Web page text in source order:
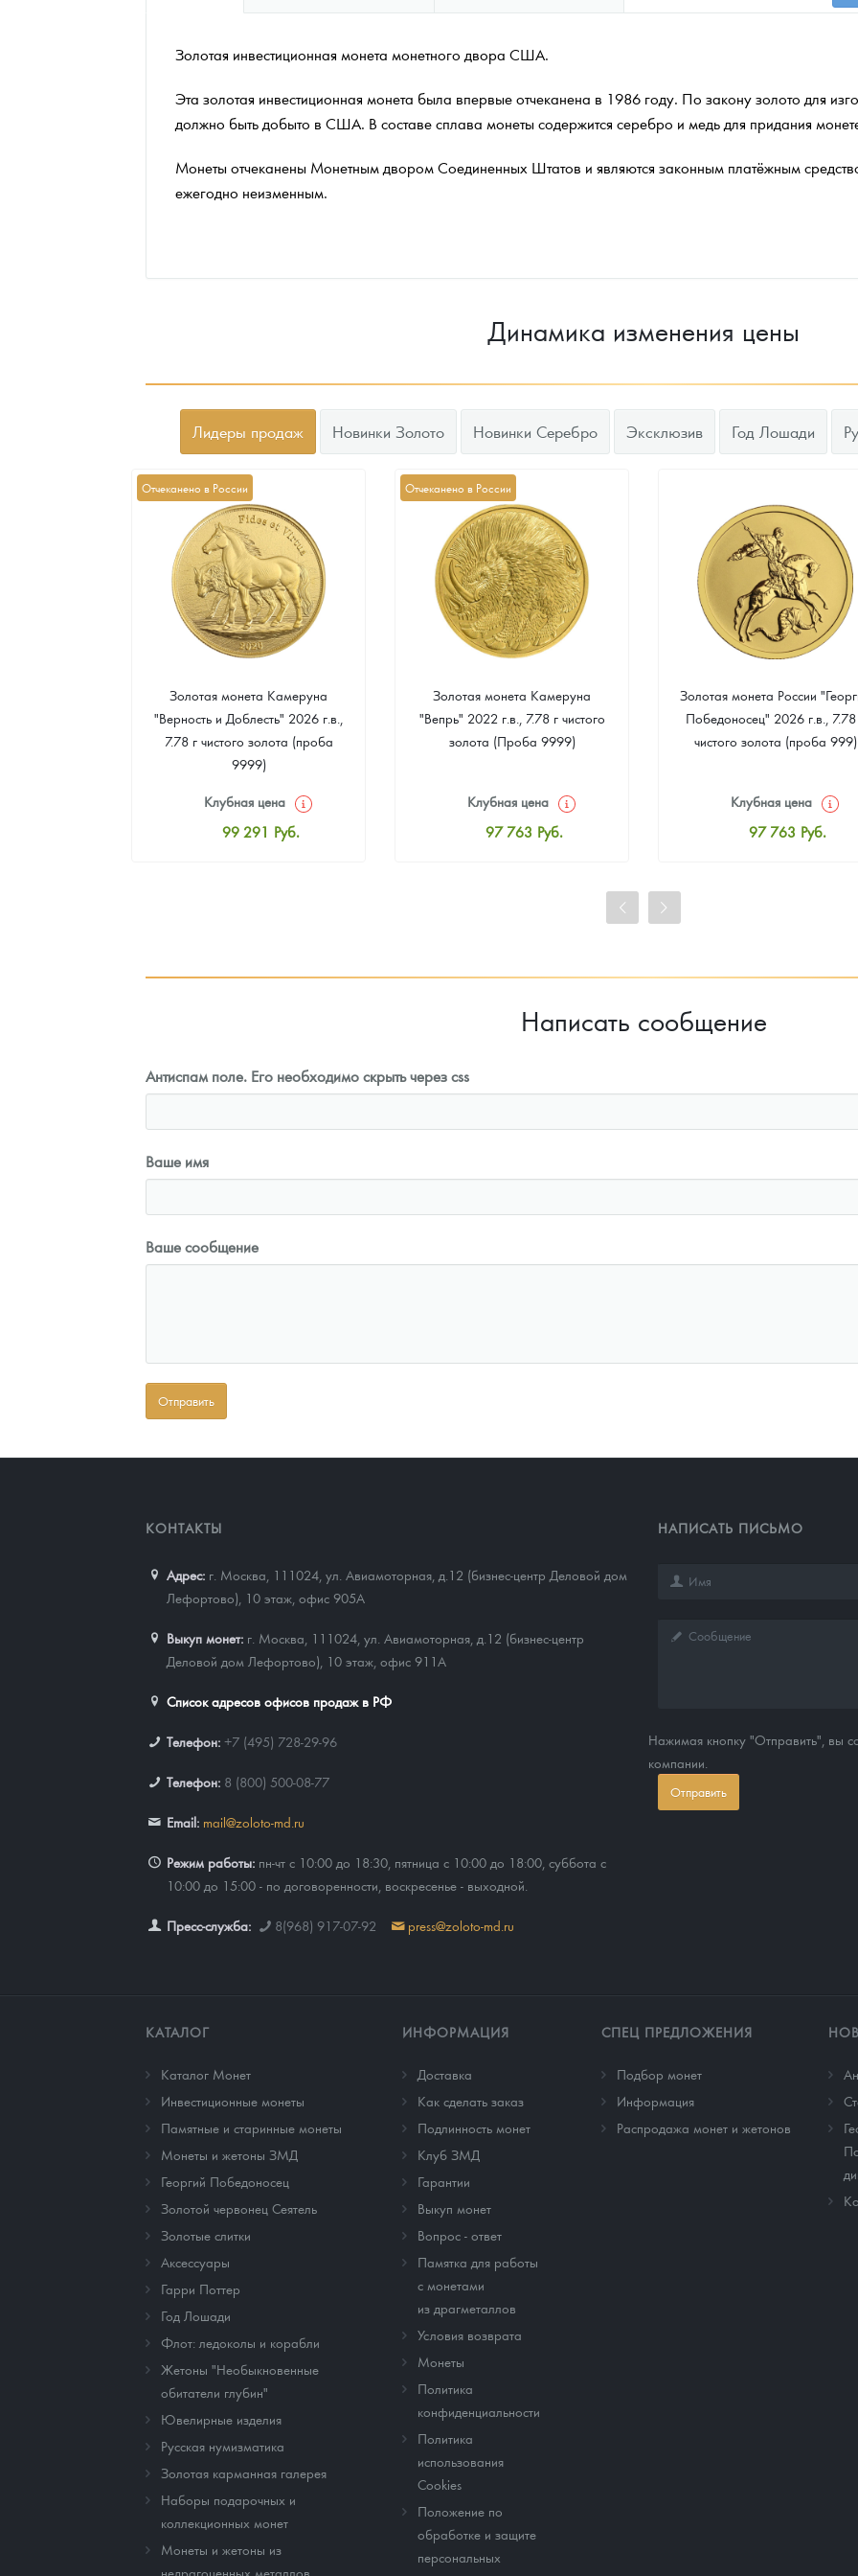
Книги по нумизматике
Золотая инвестиционная монета монетного двора США.
Эта золотая инвестиционная монета была впервые отчеканена в 1986 году. По закону золото для
должно быть добыто в США. В составе сплава монеты содержится серебро и медь для придания
Монеты отчеканены Монетным двором Соединенных Штатов и являются законным платёжным
ежегодно неизменным.
Динамика изменения цены
Лидеры продаж Новинки Золото Новинки Серебро Эксклюзив Год Лошади
Отчеканено в России
Золотая монета Камеруна
"Верность и Доблесть" 2026 г.в.,
7.78 г чистого золота (проба
9999)
Клубная цена
99 291 Руб.
Отчеканено в России
Золотая монета Камеруна
"Вепрь" 2022 г.в., 7.78 г чистого
золота (Проба 9999)
Клубная цена
97 763 Руб.
Золотая монета России
Победоносец" 2026 г.в., 7.78
чистого золота (проба 999)
Клубная цена
97 763 Руб.
Написать сообщение
Антиспам поле. Его необходимо скрыть через css
Ваше имя
Ваше сообщение
КОНТАКТЫ
Адрес: г. Москва, 111024 ул. Авиамоторная, д.12 (бизнес-центр Деловой дом
Лефортово), 10 этаж, офис 905А
Выкуп монет: г. Москва, 111024, ул. Авиамоторная, д.12 (бизнес-центр
Деловой дом Лефортово), 10 этаж, офис 911А
Список адресов офисов продаж в РФ
Телефон: +7 (495) 728-29-96
Телефон: 8 (800) 500-08-77
Email: mail@zoloto-md.ru
Режим работы: пн-чт с 10:00 до 18:30, пятница с 10:00 до 18:00, суббота с
10:00 до 15:00 - по договоренности, воскресенье - выходной.
Пресс-служба: 8(968) 917-07-92 press@zoloto-md.ru
НАПИСАТЬ ПИСЬМО
Нажимая кнопку "Отправить", вы
компании.
Отправить
КАТАЛОГ
Каталог Монет
Инвестиционные монеты
Памятные и старинные монеты
Монеты и жетоны ЗМД
Георгий Победоносец
Золотой червонец Сеятель
Золотые слитки
Аксессуары
Гарри Поттер
Год Лошади
Флот: ледоколы и корабли
Жетоны "Необыкновенные
обитатели глубин"
Ювелирные изделия
Русская нумизматика
Золотая карманная галерея
Наборы подарочных и
коллекционных монет
Монеты и жетоны из
ИНФОРМАЦИЯ
Доставка
Как сделать заказ
Подлинность монет
Клуб ЗМД
Гарантии
Выкуп монет
Вопрос - ответ
Памятка для работы
с монетами
из драгметаллов
Условия возврата
Монеты
Политика
конфиденциальности
Политика
использования
Cookies
Положение по
обработке и защите
персональных
СПЕЦ ПРЕДЛОЖЕНИЯ
Подбор монет
Информация
Распродажа монет и жетонов